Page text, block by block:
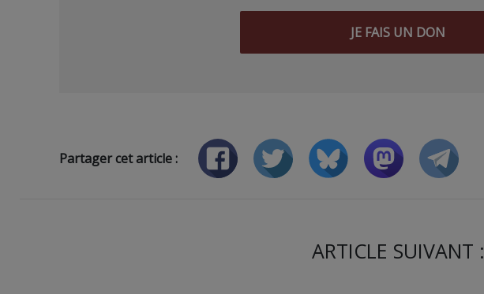
JE FAIS UN DON
Partager cet article :
ARTICLE SUIVANT :